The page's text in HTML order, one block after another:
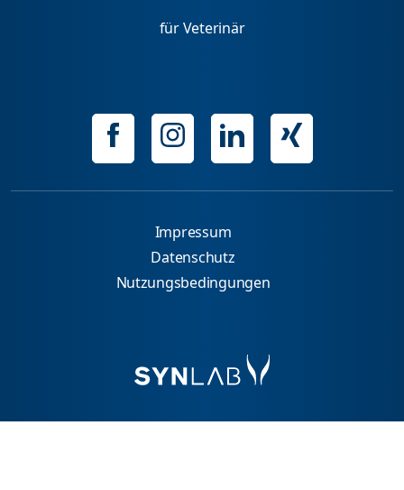
für Veterinär
Impressum
Datenschutz
Nutzungsbedingungen